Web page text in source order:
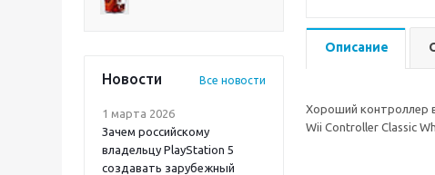
Новости Все новости
1 марта 2026
Зачем российскому
владельцу PlayStation 5
создавать зарубежный
Описание
Хороший контроллер
Wii Controller Classic